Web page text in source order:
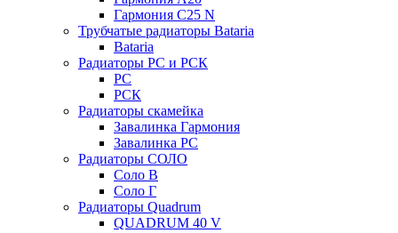
Гармония С25 N
Трубчатые радиаторы Bataria
Bataria
Радиаторы РС и РСК
РС
РСК
Радиаторы скамейка
Завалинка Гармония
Завалинка РС
Радиаторы СОЛО
Соло В
Соло Г
Радиаторы Quadrum
QUADRUM 40 V